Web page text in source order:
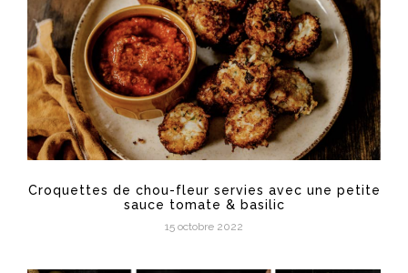
Croquettes de chou-fleur servies avec une petite
sauce tomate & basilic
15 octobre 2022